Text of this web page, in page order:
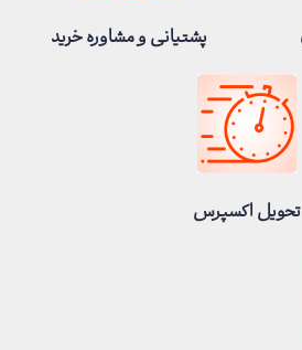
پشتیانی و مشاوره خرید
تحویل اکسپرس